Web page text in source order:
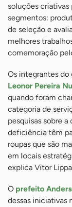
soluções criativas
segmentos:
de seleção e
melhores
comemoração
Os integrantes do
Leonor Pereira
quando foram
categoria de
pesquisas sobre
deficiência têm
roupas que são
em locais
explica Vitor
O prefeito
dessas iniciativas